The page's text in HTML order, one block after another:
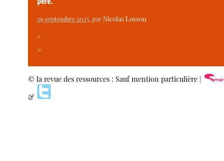
29 septembre 2025, parNicolas Losson
<
>
© la revue des ressources : Sauf mention particulière |
&